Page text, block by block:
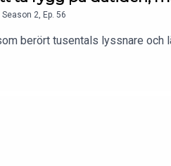
Season 2, Ep. 56
berört tusentals lyssnare